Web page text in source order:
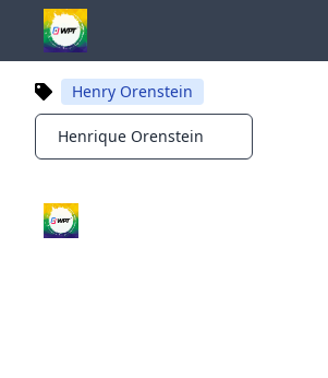
Henry Orenstein
Notifications
Henrique Orenstein